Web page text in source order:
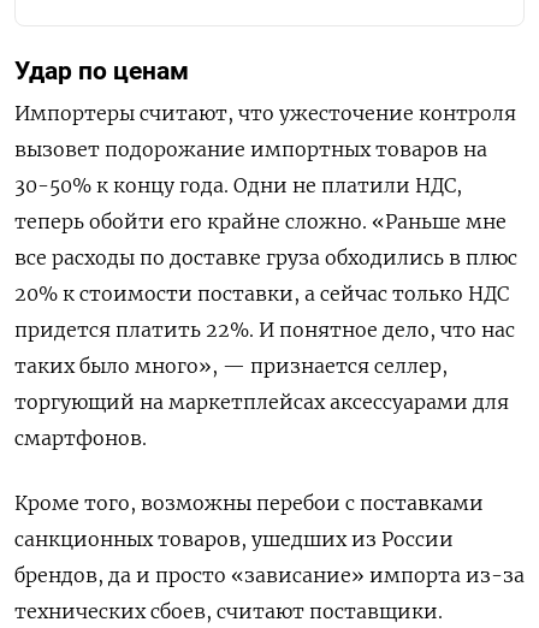
Удар по ценам
Импортеры считают, что ужесточение контроля
вызовет подорожание импортных товаров на
30-50% к концу года. Одни не платили НДС,
теперь обойти его крайне сложно. «Раньше мне
все расходы по доставке груза обходились в плюс
20% к стоимости поставки, а сейчас только НДС
придется платить 22%. И понятное дело, что нас
таких было много», — признается селлер,
торгующий на маркетплейсах аксессуарами для
смартфонов.
Кроме того, возможны перебои с поставками
санкционных товаров, ушедших из России
брендов, да и просто «зависание» импорта из-за
технических сбоев, считают поставщики.